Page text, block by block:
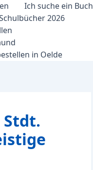
Ich suche ein Buch
2026
in Oelde